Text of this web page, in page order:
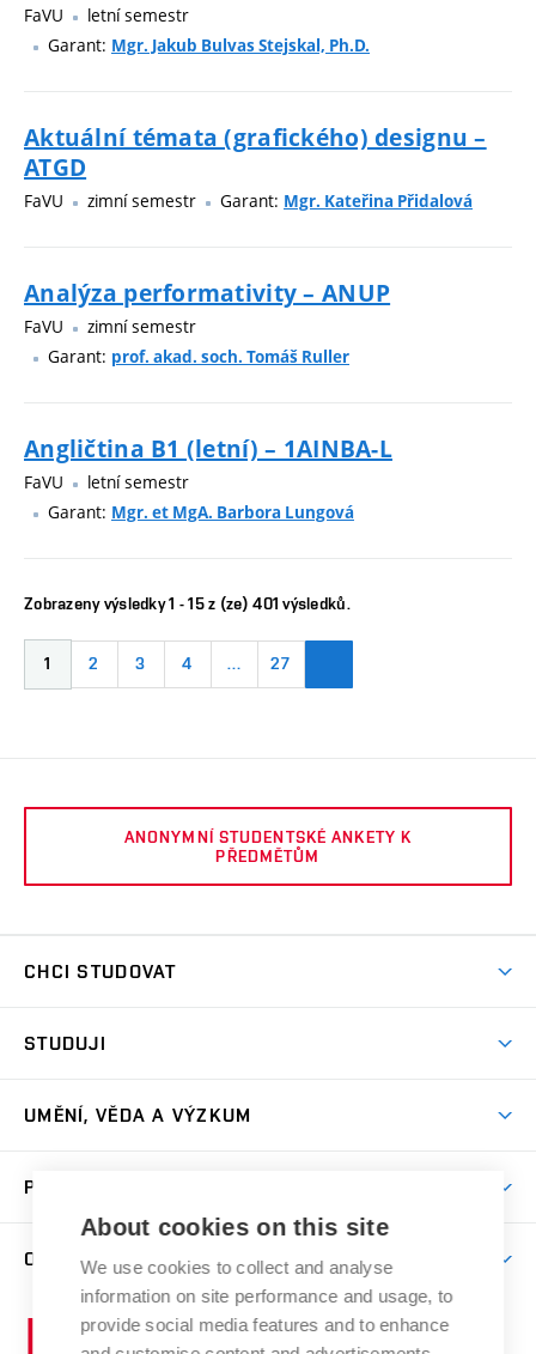
FaVU
letní semestr
Garant: Mgr. Jakub Bulvas Stejskal, Ph.D.
Aktuální témata (grafického) designu –
ATGD
FaVU zimní semestr Garant: Mgr. Kateřina Přidalová
Analýza performativity – ANUP
FaVU
zimní semestr
Garant: prof. akad. soch. Tomáš Ruller
Angličtina B1 (letní) – 1AINBA-L
FaVU
letní semestr
Garant: Mgr. et MgA. Barbora Lungová
Zobrazeny výsledky 1 - 15 z (ze) 401 výsledků.
1 2 3 4 … 27
ANONYMNÍ STUDENTSKÉ ANKETY K
PŘEDMĚTŮM
CHCI STUDOVAT
Přijímačky
Dny otevřených dveří
Přípravné kurzy
Studium bez bariér
Katedra teorií a dějin umění
Kabinety a dílny
STUDUJI
Časový plán studia
Studijní předpisy a formuláře
Studium a stáže v zahraničí
Rezidenční pobyty
Odborná praxe
UMĚNÍ, VĚDA A VÝZKUM
Publikační činnost
Projekty
Výstavy
PRO VEŘEJNOST
Letní školy a semestrální kurzy
Nakladatelská a vydavatelská činnost
Research Catalogue
O FAKULTĚ
Aktuality
Vysoké
About cookies on this site
We use cookies to collect and analyse
information on site performance and usage, to
provide social media features and to enhance